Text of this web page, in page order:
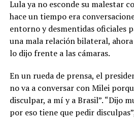
Lula ya no esconde su malestar
hace un tiempo era
entorno y desmentidas oficiales
una mala relación bilateral,
lo dijo frente a las cámaras.
En un rueda de prensa, el
no va a conversar con Milei
disculpar, a mí y a Brasil”. “Dijo
por eso tiene que pedir